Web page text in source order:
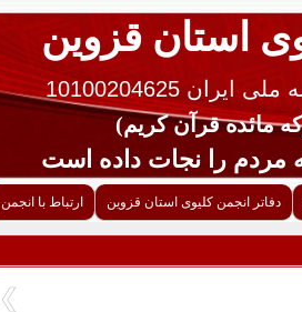
استان قزوین
ایران 10100204625
را نجات داده است
دفاتر انجمن کلیوی استان قزوین ارتباط با انجمن